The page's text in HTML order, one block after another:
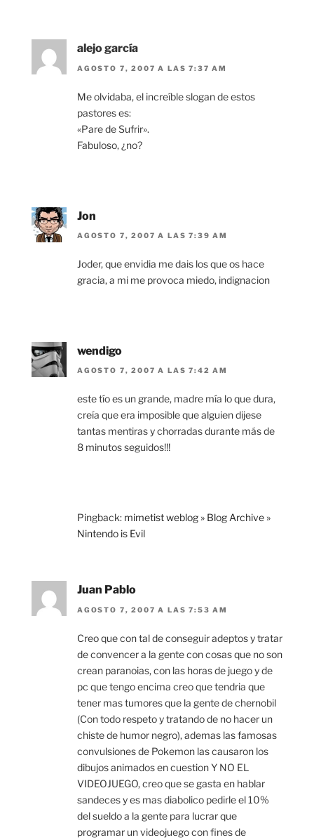
alejo garcía
AGOSTO 7, 2007 A LAS 7:37 AM
Me olvidaba, el increíble slogan de estos
pastores es:
«Pare de Sufrir».
Fabuloso, ¿no?
Jon
AGOSTO 7, 2007 A LAS 7:39 AM
Joder, que envidia me dais los que os hace
gracia, a mi me provoca miedo, indignacion
wendigo
AGOSTO 7, 2007 A LAS 7:42 AM
este tío es un grande, madre mía lo que dura,
creía que era imposible que alguien dijese
tantas mentiras y chorradas durante más de
8 minutos seguidos!!!
Pingback: mimetist weblog » Blog Archive »
Nintendo is Evil
Juan Pablo
AGOSTO 7, 2007 A LAS 7:53 AM
Creo que con tal de conseguir adeptos y tratar
de convencer a la gente con cosas que no son
crean paranoias, con las horas de juego y de
pc que tengo encima creo que tendria que
tener mas tumores que la gente de chernobil
(Con todo respeto y tratando de no hacer un
chiste de humor negro), ademas las famosas
convulsiones de Pokemon las causaron los
dibujos animados en cuestion Y NO EL
VIDEOJUEGO, creo que se gasta en hablar
sandeces y es mas diabolico pedirle el 10%
del sueldo a la gente para lucrar que
programar un videojuego con fines de